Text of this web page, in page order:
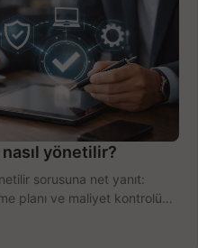
nasıl yönetilir?
sorusuna net yanıt:
planı ve maliyet kontrolü